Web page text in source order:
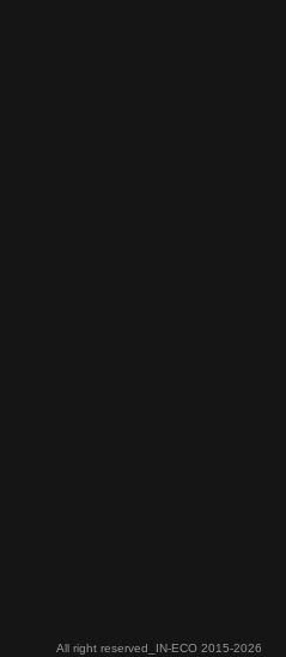
All right reserved_IN-ECO 2015-2026